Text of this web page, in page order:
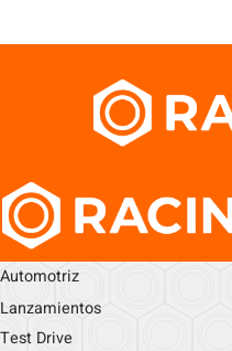
Automotriz
Lanzamientos
Test Drive